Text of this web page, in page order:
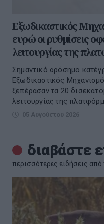
Εξωδικαστικός
ευρώ οι ρυθμίσεις
λειτουργίας της
Σημαντικό ορόσημο
Εξωδικαστικός
ξεπέρασαν τα 20
λειτουργίας της
05 Αυγούστου 2026
διαβάστε
περισσότερες ειδήσεις